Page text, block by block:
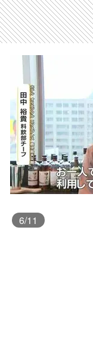
6/11